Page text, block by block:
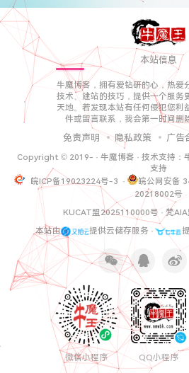
本站信息
牛魔博客，拥有爱钻研的心，热爱
技术、建站的技巧，提供一个服务
天地。若发现本站有任何侵犯您利
件或留言联系，我会第一时间删
免责声明 隐私政策 广告
Copyright © 2019- · 牛魔博客 · 技术支持：
支持
皖ICP备19023224号-3 · 皖公网安备
20218002号
KUCAT盟2025110000号 · 梵
本站由
提供云储存服务 ·
微信小程序 QQ小程序